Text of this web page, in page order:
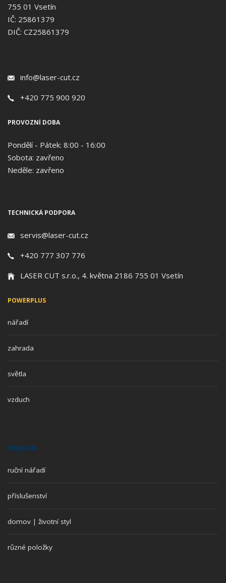
755 01 Vsetín
IČ: 25861379
DIČ: CZ25861379
info@laser-cut.cz
+420 775 900 920
PROVOZNÍ DOBA
Pondělí - Pátek: 8:00 - 16:00
Sobota: zavřeno
Neděle: zavřeno
TECHNICKÁ PODPORA
servis@laser-cut.cz
+420 777 307 776
LASER CUT s.r.o., 4. května 2186 755 01 Vsetín
POWERPLUS
nářadí
zahrada
světla
vzduch
PREMION
ruční nářadí
příslušenství
domov | životní styl
různé položky